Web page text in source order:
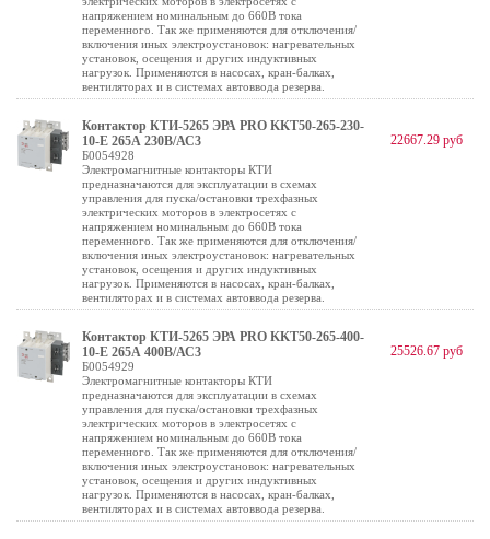
напряжением номинальным до 660В тока
переменного. Так же применяются для отключения/
включения иных электроустановок: нагревательных
установок, осещения и других индуктивных
нагрузок. Применяются в насосах, кран-балках,
вентиляторах и в системах автоввода резерва.
Контактор КТИ-5265 ЭРА PRO KKT50-265-230-
10-E 265А 230В/АС3
Б0054928
Электромагнитные контакторы КТИ
предназначаются для эксплуатации в схемах
управления для пуска/остановки трехфазных
электрических моторов в электросетях с
напряжением номинальным до 660В тока
переменного. Так же применяются для отключения/
включения иных электроустановок: нагревательных
установок, осещения и других индуктивных
нагрузок. Применяются в насосах, кран-балках,
вентиляторах и в системах автоввода резерва.
22667.29 руб
Контактор КТИ-5265 ЭРА PRO KKT50-265-400-
10-E 265А 400В/АС3
Б0054929
Электромагнитные контакторы КТИ
предназначаются для эксплуатации в схемах
управления для пуска/остановки трехфазных
электрических моторов в электросетях с
напряжением номинальным до 660В тока
переменного. Так же применяются для отключения/
включения иных электроустановок: нагревательных
установок, осещения и других индуктивных
нагрузок. Применяются в насосах, кран-балках,
вентиляторах и в системах автоввода резерва.
25526.67 руб